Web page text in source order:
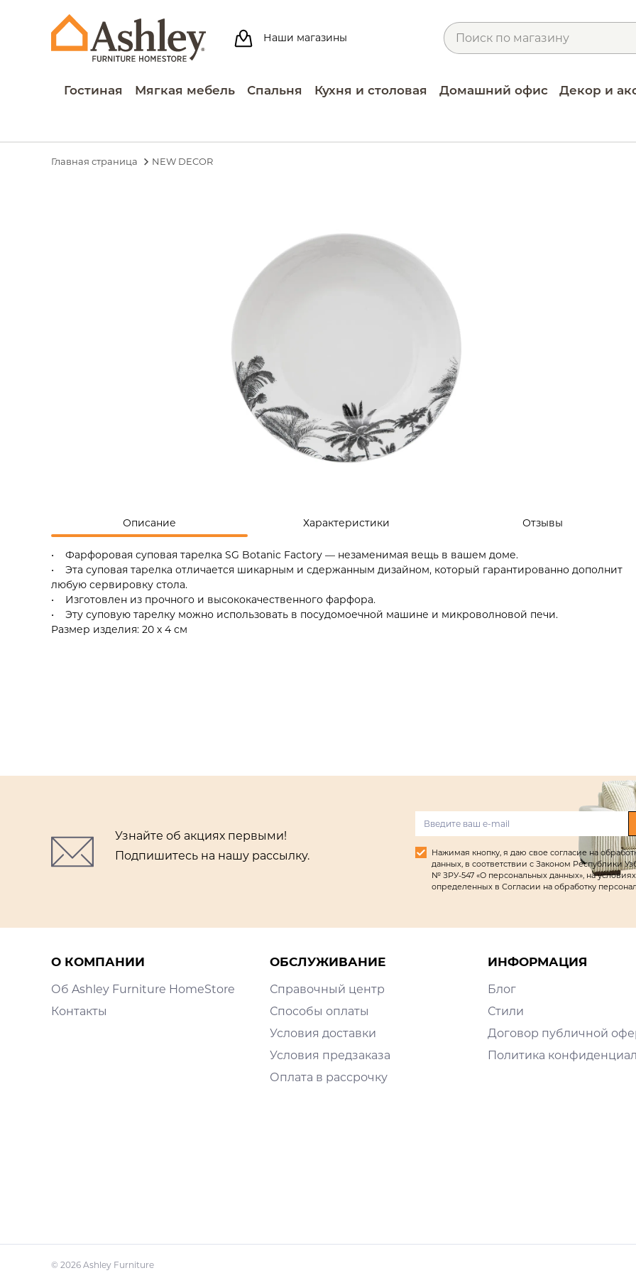
Наши магазины
Гостиная Мягкая мебель Спальня Кухня и столовая Домашний офис Декор и
Главная страница NEW DECOR
Описание Характеристики Отзывы
• Фарфоровая суповая тарелка SG Botanic Factory — незаменимая вещь в вашем доме.
• Эта суповая тарелка отличается шикарным и сдержанным дизайном, который гарантированно дополнит
любую сервировку стола.
• Изготовлен из прочного и высококачественного фарфора.
• Эту суповую тарелку можно использовать в посудомоечной машине и микроволновой печи.
Размер изделия: 20 х 4 см
Узнайте об акциях первыми!
Подпишитесь на нашу рассылку.
Нажимая кнопку, я даю свое согласие на
данных, в соответствии с Законом Республики
№ ЗРУ-547 «О персональных данных», на
определенных в Согласии на обработку
О КОМПАНИИ
Об Ashley Furniture HomeStore
Контакты
ОБСЛУЖИВАНИЕ
Справочный центр
Способы оплаты
Условия доставки
Условия предзаказа
Оплата в рассрочку
ИНФОРМАЦИЯ
Блог
Стили
Договор публичной
Политика
© 2026 Ashley Furniture